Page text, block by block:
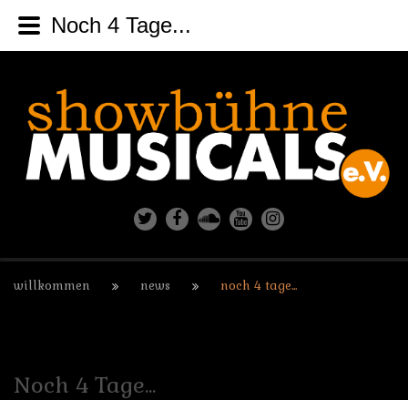
willkommen news noch 4 tage...
Noch 4 Tage...
Noch 4 Tage...